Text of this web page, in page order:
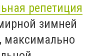
репетиция
зимней
максимально